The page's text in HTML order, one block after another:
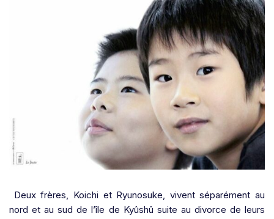
Deux frères, Koichi et Ryunosuke, vivent séparément au
nord et au sud de l’île de Kyûshû suite au divorce de leurs